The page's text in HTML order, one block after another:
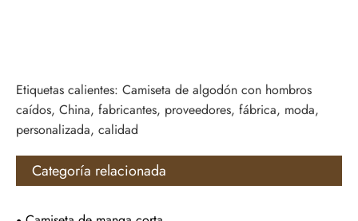
Etiquetas calientes: Camiseta de algodón con hombros
caídos, China, fabricantes, proveedores, fábrica, moda,
personalizada, calidad
Categoría relacionada